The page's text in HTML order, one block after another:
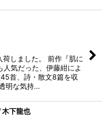
しました。 前作『肌に
気だった、伊藤紺によ
首、詩・散文8篇を収
明な気持…
木下龍也